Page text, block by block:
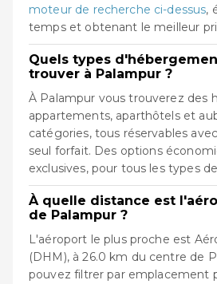
moteur de recherche ci-dessus,
temps et obtenant le meilleur
Quels types
trouver à Palampur ?
À Palampur vous trouverez des
appartements, aparthôtels et
catégories, tous réservables
seul forfait. Des options
exclusives, pour tous les types
À quelle distance est
de Palampur ?
L'aéroport le plus proche est
(DHM), à 26.0 km du centre de
pouvez filtrer par emplacement